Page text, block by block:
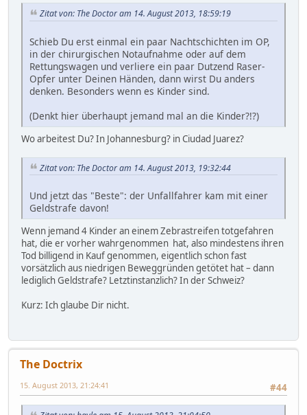
Zitat von: The Doctor am 14. August 2013, 18:59:19
Schieb Du erst einmal ein paar Nachtschichten im OP,
in der chirurgischen Notaufnahme oder auf dem
Rettungswagen und verliere ein paar Dutzend Raser-
Opfer unter Deinen Händen, dann wirst Du anders
denken. Besonders wenn es Kinder sind.
(Denkt hier überhaupt jemand mal an die Kinder?!?)
Wo arbeitest Du? In Johannesburg? in Ciudad Juarez?
Zitat von: The Doctor am 14. August 2013, 19:32:44
Und jetzt das "Beste": der Unfallfahrer kam mit einer
Geldstrafe davon!
Wenn jemand 4 Kinder an einem Zebrastreifen totgefahren
hat, die er vorher wahrgenommen hat, also mindestens ihren
Tod billigend in Kauf genommen, eigentlich schon fast
vorsätzlich aus niedrigen Beweggründen getötet hat – dann
lediglich Geldstrafe? Letztinstanzlich? In der Schweiz?
Kurz: Ich glaube Dir nicht.
The Doctrix
#44
15. August 2013, 21:24:41